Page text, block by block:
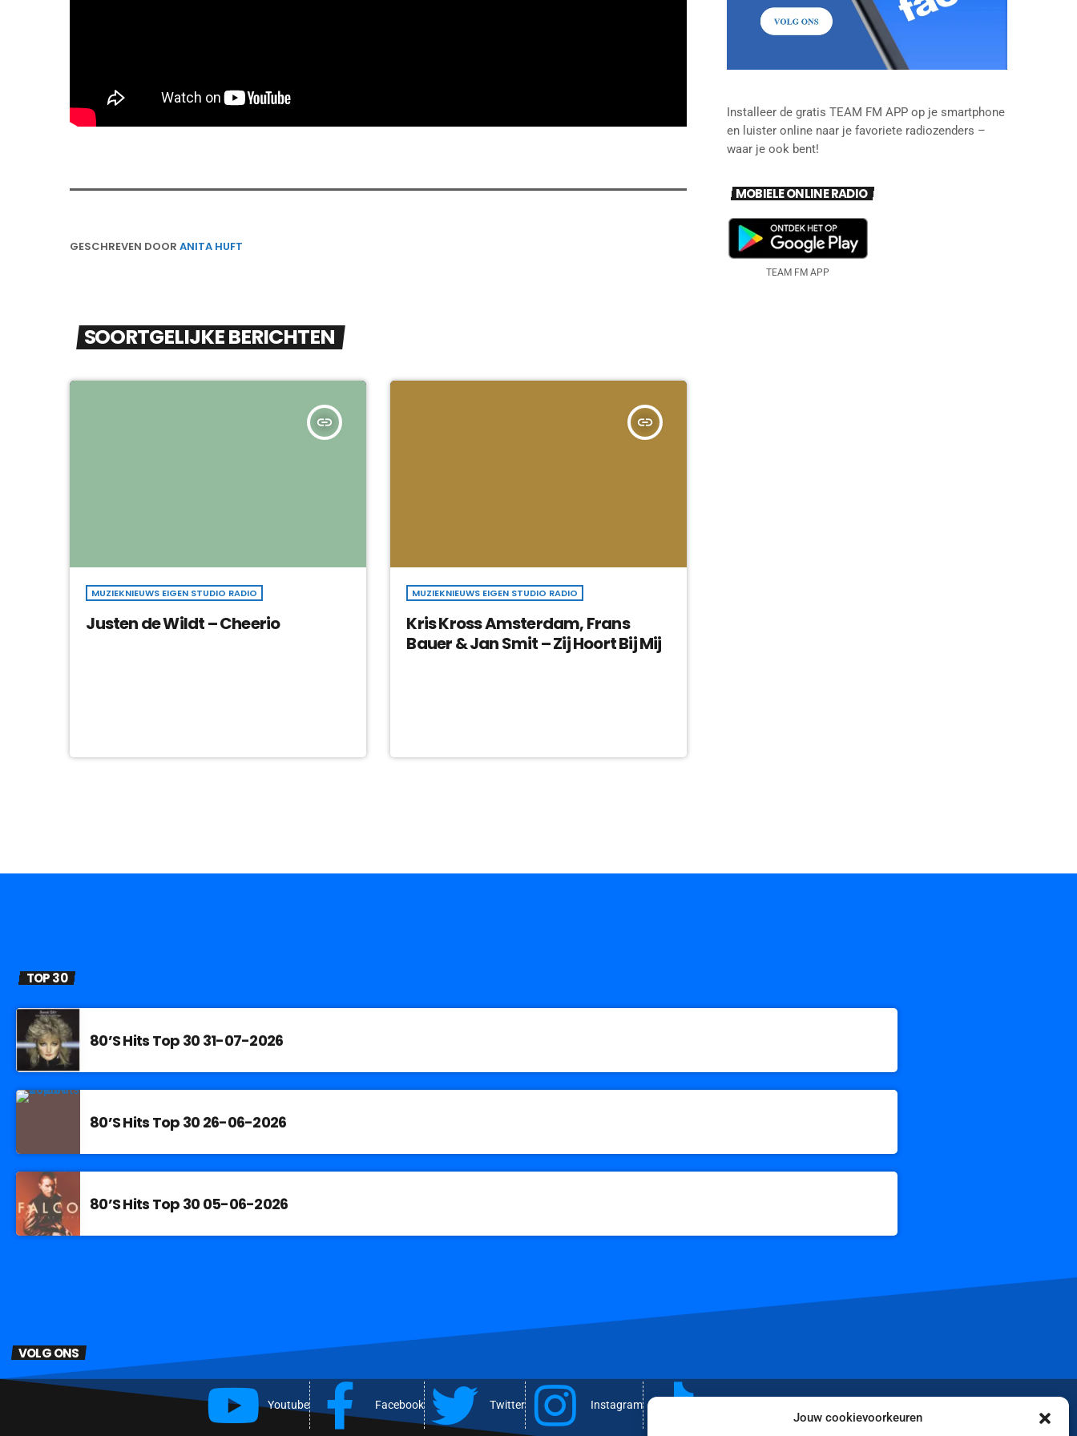
Jouw cookievoorkeuren
GESCHREVEN DOOR ANITA HUFT
SOORTGELIJKE BERICHTEN
insert_link
MUZIEKNIEUWS EIGEN STUDIO RADIO
Justen de Wildt – Cheerio
insert_link
MUZIEKNIEUWS EIGEN STUDIO RADIO
Kris Kross Amsterdam, Frans
Bauer & Jan Smit – Zij Hoort Bij Mij
Installeer de gratis TEAM FM APP op je smartphone
en luister online naar je favoriete radiozenders –
waar je ook bent!
MOBIELE ONLINE RADIO
TEAM FM APP
TOP 30
80’S Hits Top 30 31-07-2026
80’S Hits Top 30 26-06-2026
80’S Hits Top 30 05-06-2026
VOLG ONS
Youtube Facebook Twitter Instagram